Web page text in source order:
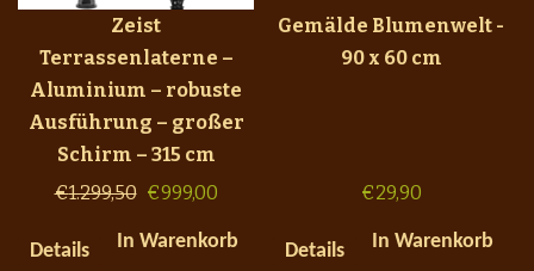
Zeist
Terrassenlaterne –
Aluminium – robuste
Ausführung – großer
Schirm – 315 cm
€1.299,50 €999,00
Details In Warenkorb
Gemälde Blumenwelt -
90 x 60 cm
€29,90
Details In Warenkorb